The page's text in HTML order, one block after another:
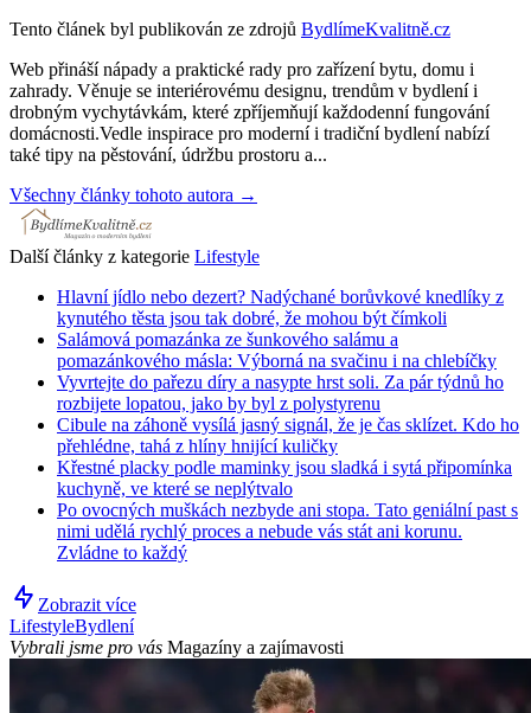
Tento článek byl publikován ze zdrojů BydlímeKvalitně.cz
Web přináší nápady a praktické rady pro zařízení bytu, domu i
zahrady. Věnuje se interiérovému designu, trendům v bydlení i
drobným vychytávkám, které zpříjemňují každodenní fungování
domácnosti.Vedle inspirace pro moderní i tradiční bydlení nabízí
také tipy na pěstování, údržbu prostoru a...
Všechny články tohoto autora →
Další články z kategorie Lifestyle
Hlavní jídlo nebo dezert? Nadýchané borůvkové knedlíky z
kynutého těsta jsou tak dobré, že mohou být čímkoli
Salámová pomazánka ze šunkového salámu a
pomazánkového másla: Výborná na svačinu i na chlebíčky
Vyvrtejte do pařezu díry a nasypte hrst soli. Za pár týdnů ho
rozbijete lopatou, jako by byl z polystyrenu
Cibule na záhoně vysílá jasný signál, že je čas sklízet. Kdo ho
přehlédne, tahá z hlíny hnijící kuličky
Křestné placky podle maminky jsou sladká i sytá připomínka
kuchyně, ve které se neplýtvalo
Po ovocných muškách nezbyde ani stopa. Tato geniální past s
nimi udělá rychlý proces a nebude vás stát ani korunu.
Zvládne to každý
Zobrazit více
LifestyleBydlení
Vybrali jsme pro vás Magazíny a zajímavosti